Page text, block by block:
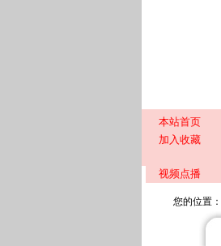
本站首页
加入收藏
视频点播
您的位置：